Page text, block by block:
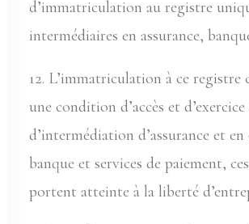
d’immatriculation au registre
intermédiaires en assurance,
12. L’immatriculation à ce
une condition d’accès et
d’intermédiation d’assurance et
banque et services de paiement,
portent atteinte à la liberté